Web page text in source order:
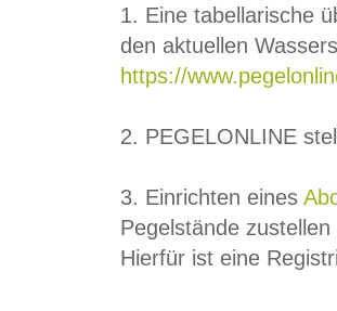
1. Eine tabellarische
den aktuellen
https://
2. PEGELONLINE
3. Einrichten eines
Pegelstände
Hierfür ist eine